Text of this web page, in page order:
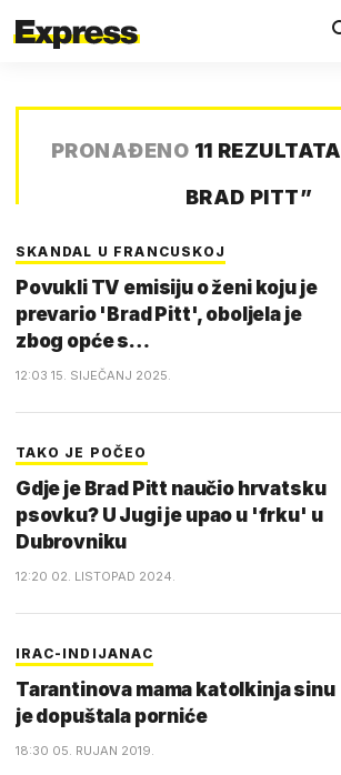
PRONAĐENO 11 REZULTATA
BRAD PITT”
SKANDAL U FRANCUSKOJ
Povukli TV emisiju o ženi koju je
prevario 'Brad Pitt', oboljela je
zbog opće s…
12:03 15. SIJEČANJ 2025.
TAKO JE POČEO
Gdje je Brad Pitt naučio hrvatsku
psovku? U Jugi je upao u 'frku' u
Dubrovniku
12:20 02. LISTOPAD 2024.
IRAC-INDIJANAC
Tarantinova mama katolkinja sinu
je dopuštala porniće
18:30 05. RUJAN 2019.